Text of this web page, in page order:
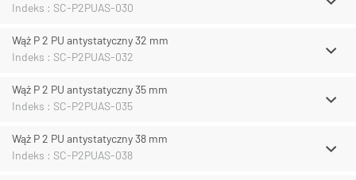
Indeks : SC-P2PUAS-030
Wąż P 2 PU antystatyczny 32 mm
Indeks : SC-P2PUAS-032
Wąż P 2 PU antystatyczny 35 mm
Indeks : SC-P2PUAS-035
Wąż P 2 PU antystatyczny 38 mm
Indeks : SC-P2PUAS-038